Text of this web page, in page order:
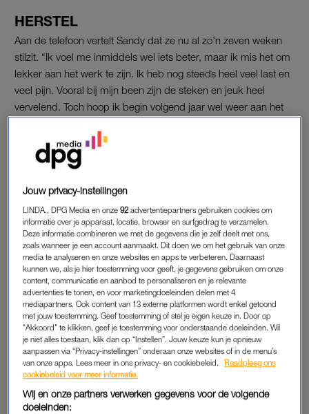
HERSTEL
Aan de telefoon vertelt Sandy dat ze nu al zo’n zeven weken
stilzit. “Ik voel me inmiddels wel iets beter, maar ik mis het om
lekker aan het werk te zijn. Ik heb nog steeds heel veel last en
veel pijn. Vooral bij mijn been zijn de steken en jeuk heel
vervelend. Toch hoop ik begin volgend jaar wel weer aan het
Volgende week hoort Sandy of ze aan haar been moet worden
geopereerd. “Ik heb op sommige plekken derdegraads
brandwonden, dus het kan zo zijn dat mijn huid daar niet
vandaan pakken om de plek te laten helen.”
Tekst gaat verder na de foto.
Jouw privacy-instellingen
LINDA., DPG Media en onze92 advertentiepartners gebruiken cookies om
informatie over je apparaat, locatie, browser en surfgedrag te verzamelen.
Deze informatie combineren we met de gegevens die je zelf deelt met ons,
zoals wanneer je een account aanmaakt. Dit doen we om het gebruik van onze
media te analyseren en onze websites en apps te verbeteren. Daarnaast
kunnen we, als je hier toestemming voor geeft, je gegevens gebruiken om onze
content, communicatie en aanbod te personaliseren en je relevante
advertenties te tonen, en voor marketingdoeleinden delen met 4
mediapartners. Ook content van 13 externe platformen wordt enkel getoond
met jouw toestemming. Geef toestemming of stel je eigen keuze in. Door op
"Akkoord" te klikken, geef je toestemming voor onderstaande doeleinden. Wil
je niet alles toestaan, klik dan op “Instellen”. Jouw keuze kun je opnieuw
aanpassen via “Privacy-instellingen” onderaan onze websites of in de menu’s
van onze apps. Lees meer in ons privacy- en cookiebeleid.
Raadpleeg ons
cookiebeleid voor meer informatie.
Wij en onze partners verwerken gegevens voor de volgende
doeleinden: